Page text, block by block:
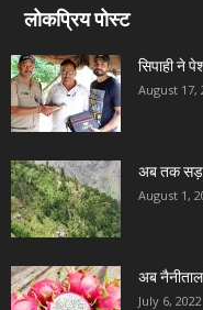
लोकप्रिय पोस्ट
सिपाही ने
August 17,
अब तक
August 1,
अब
July 6, 2022